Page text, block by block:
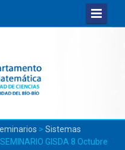
> Sistemas
SEMINARIO GISDA 8 Octubre